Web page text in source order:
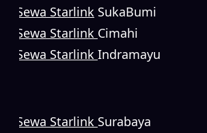
Sewa Starlink SukaBumi
Sewa Starlink Cimahi
Sewa Starlink Indramayu
Sewa Starlink Surabaya